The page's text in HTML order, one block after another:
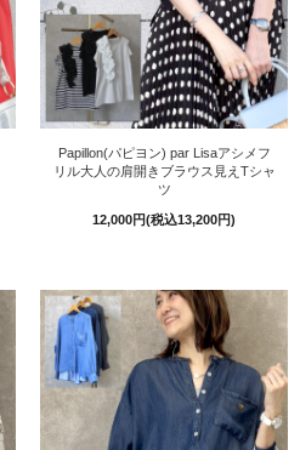
Papillon(パピヨン) par Lisaアシメフ
リル大人の肩開きブラウス見えTシャ
ツ
12,000円(税込13,200円)